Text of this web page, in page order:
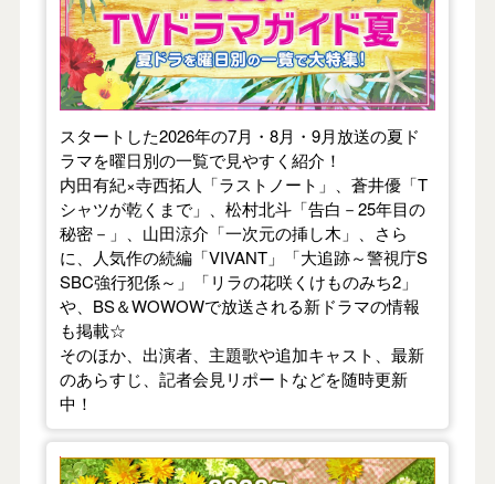
スタートした2026年の7月・8月・9月放送の夏ド
ラマを曜日別の一覧で見やすく紹介！
内田有紀×寺西拓人「ラストノート」、蒼井優「T
シャツが乾くまで」、松村北斗「告白－25年目の
秘密－」、山田涼介「一次元の挿し木」、さら
に、人気作の続編「VIVANT」「大追跡～警視庁S
SBC強行犯係～」「リラの花咲くけものみち2」
や、BS＆WOWOWで放送される新ドラマの情報
も掲載☆
そのほか、出演者、主題歌や追加キャスト、最新
のあらすじ、記者会見リポートなどを随時更新
中！
【2026年春】TVドラマガイド